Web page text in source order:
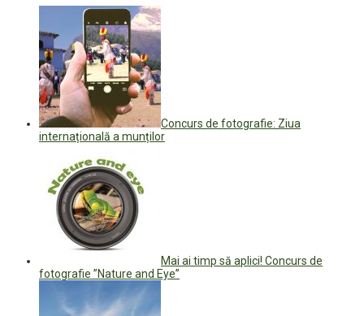
Concurs de fotografie: Ziua
internațională a munților
Mai ai timp să aplici! Concurs de
fotografie ”Nature and Eye”